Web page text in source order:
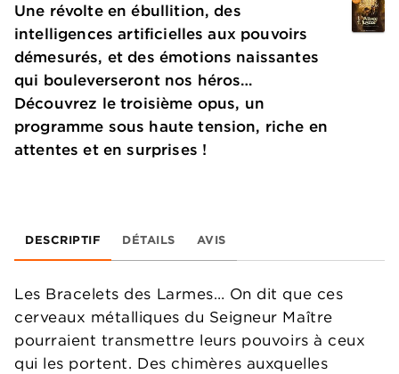
Une révolte en ébullition, des
intelligences artificielles aux pouvoirs
démesurés, et des émotions naissantes
qui bouleverseront nos héros…
Découvrez le troisième opus, un
programme sous haute tension, riche en
attentes et en surprises !
DESCRIPTIF DÉTAILS AVIS
Les Bracelets des Larmes… On dit que ces
cerveaux métalliques du Seigneur Maître
pourraient transmettre leurs pouvoirs à ceux
qui les portent. Des chimères auxquelles